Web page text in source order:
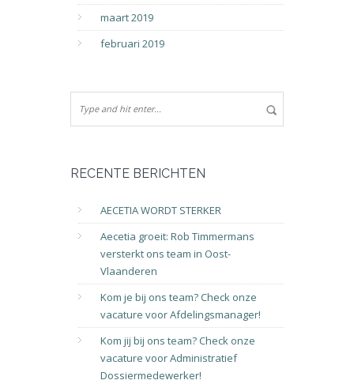
maart 2019
februari 2019
RECENTE BERICHTEN
AECETIA WORDT STERKER
Aecetia groeit: Rob Timmermans
versterkt ons team in Oost-
Vlaanderen
Kom je bij ons team? Check onze
vacature voor Afdelingsmanager!
Kom jij bij ons team? Check onze
vacature voor Administratief
Dossiermedewerker!